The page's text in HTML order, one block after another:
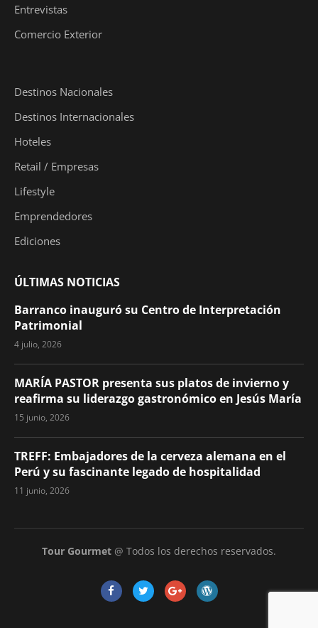
Entrevistas
Comercio Exterior
Destinos Nacionales
Destinos Internacionales
Hoteles
Retail / Empresas
Lifestyle
Emprendedores
Ediciones
ÚLTIMAS NOTICIAS
Barranco inauguró su Centro de Interpretación
Patrimonial
4 julio, 2026
MARÍA PASTOR presenta sus platos de invierno y
reafirma su liderazgo gastronómico en Jesús María
15 junio, 2026
TREFF: Embajadores de la cerveza alemana en el
Perú y su fascinante legado de hospitalidad
11 junio, 2026
Tour Gourmet @ Todos los derechos reservados.